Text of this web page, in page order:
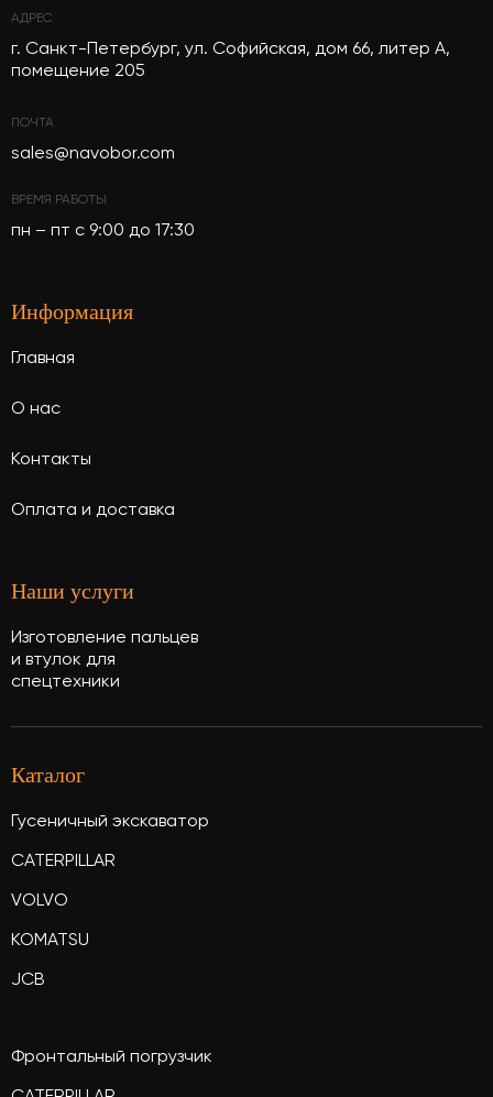
АДРЕС
г. Санкт-Петербург, ул. Софийская, дом 66, литер А,
помещение 205
ПОЧТА
sales@navobor.com
ВРЕМЯ РАБОТЫ
пн – пт с 9:00 до 17:30
Наши услуги
Изготовление пальцев
и втулок для
спецтехники
Информация
Главная
О нас
Контакты
Оплата и доставка
Каталог
Гусеничный экскаватор
CATERPILLAR
VOLVO
KOMATSU
JCB
Фронтальный погрузчик